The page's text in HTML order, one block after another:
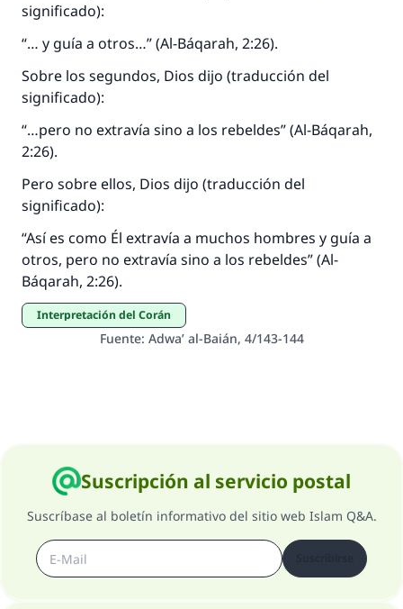
significado):
“… y guía a otros…” (Al-Báqarah, 2:26).
Sobre los segundos, Dios dijo (traducción del
significado):
“…pero no extravía sino a los rebeldes” (Al-Báqarah,
2:26).
Pero sobre ellos, Dios dijo (traducción del
significado):
“Así es como Él extravía a muchos hombres y guía a
otros, pero no extravía sino a los rebeldes” (Al-
Báqarah, 2:26).
Interpretación del Corán
Fuente: Adwa’ al-Baián, 4/143-144
Suscripción al servicio postal
Suscríbase al boletín informativo del sitio web Islam Q&A.